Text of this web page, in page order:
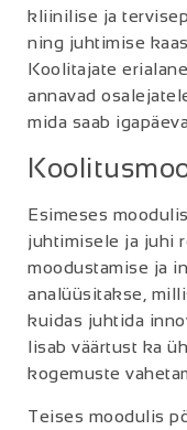
kliinilise ja
ning juhtimise
Koolitajate
annavad
mida saab
Esimeses
juhtimisele ja juhi
moodustamise ja
analüüsitakse,
kuidas juhtida
lisab väärtust ka
kogemuste
Teises moodulis